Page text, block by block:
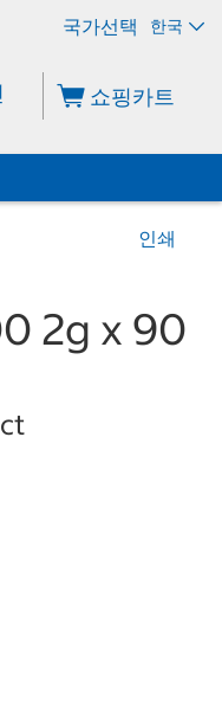
한국
쇼핑카트
인쇄
2g x 90